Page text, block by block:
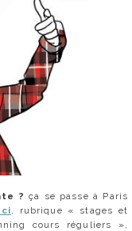
? ça se passe à Paris
, rubrique « stages et
cours réguliers »,